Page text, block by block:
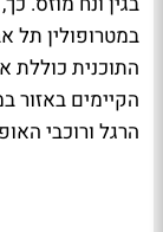
במטרופולין תל
התוכנית כוללת
הקיימים באזור
הרגל ורוכבי